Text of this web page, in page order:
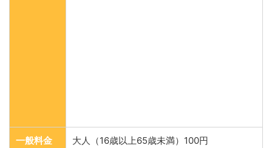
一般料金
大人（16歳以上65歳未満）100円